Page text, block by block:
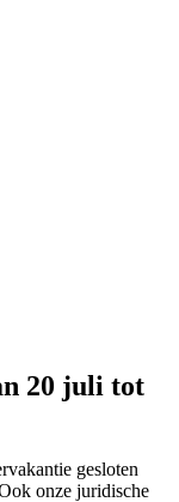
20 juli tot
gesloten
onze juridische